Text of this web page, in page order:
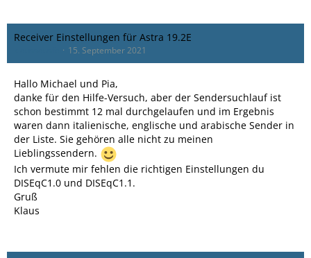
Receiver Einstellungen für Astra 19.2E
15. September 2021
Hallo Michael und Pia,
danke für den Hilfe-Versuch, aber der Sendersuchlauf ist
schon bestimmt 12 mal durchgelaufen und im Ergebnis
waren dann italienische, englische und arabische Sender in
der Liste. Sie gehören alle nicht zu meinen
Lieblingssendern.
Ich vermute mir fehlen die richtigen Einstellungen du
DISEqC1.0 und DISEqC1.1.
Gruß
Klaus